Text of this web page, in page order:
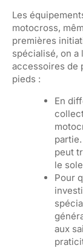
Les
motocross,
premières
spécialisé, on a
accessoires de
pieds :
En
peut
le
Pour
aux